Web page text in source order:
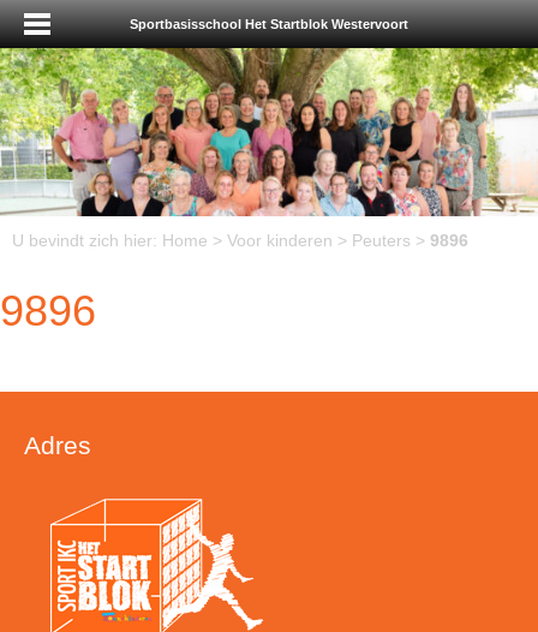
Sportbasisschool Het Startblok Westervoort
U bevindt zich hier: Home > Voor kinderen > Peuters > 9896
9896
Adres